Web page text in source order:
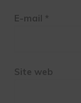
E-mail *
Site web